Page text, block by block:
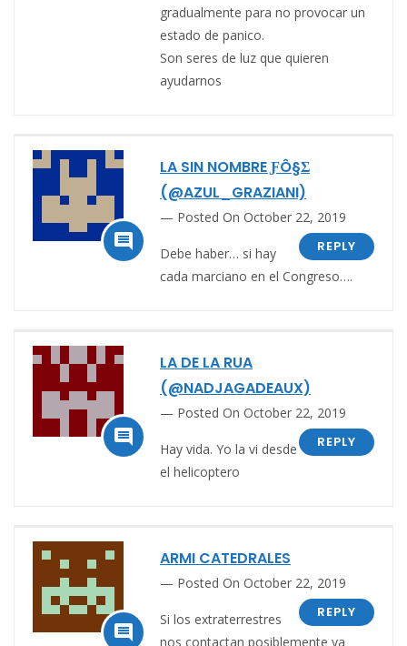
gradualmente para no provocar un
estado de panico.
Son seres de luz que quieren
ayudarnos

LA SIN NOMBRE ƑÔ§Σ
(@AZUL_GRAZIANI)
Posted On October 22, 2019
REPLY
Debe haber… si hay
cada marciano en el Congreso….

LA DE LA RUA
(@NADJAGADEAUX)
Posted On October 22, 2019
REPLY
Hay vida. Yo la vi desde
el helicoptero

ARMI CATEDRALES
Posted On October 22, 2019
REPLY
Si los extraterrestres
nos contactan posiblemente ya